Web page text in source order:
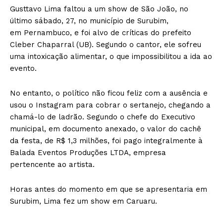
Gusttavo Lima faltou a um show de São João, no
último sábado, 27, no município de Surubim,
em Pernambuco, e foi alvo de críticas do prefeito
Cleber Chaparral (UB). Segundo o cantor, ele sofreu
uma intoxicação alimentar, o que impossibilitou a ida ao
evento.
No entanto, o político não ficou feliz com a ausência e
usou o Instagram para cobrar o sertanejo, chegando a
chamá-lo de ladrão. Segundo o chefe do Executivo
municipal, em documento anexado, o valor do cachê
da festa, de R$ 1,3 milhões, foi pago integralmente à
Balada Eventos Produções LTDA, empresa
pertencente ao artista.
Horas antes do momento em que se apresentaria em
Surubim, Lima fez um show em Caruaru.